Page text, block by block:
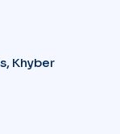
Khyber